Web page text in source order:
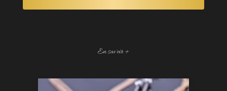
En savoir +